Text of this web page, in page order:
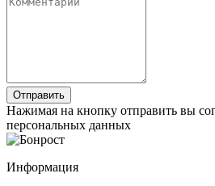
Нажимая на кнопку отправить вы
персональных данных
Информация